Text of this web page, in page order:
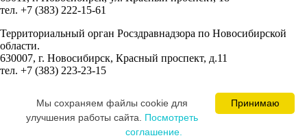
тел. +7 (383) 222-15-61
Территориальный орган Росздравнадзора по Новосибирской
области.
630007, г. Новосибирск, Красный проспект, д.11
тел. +7 (383) 223-23-15
Ваминцева Марина Николаевна
Цевкалюк Юлия Ивановна
Принимаю
Мы cохраняем файлы cookie для
улучшения работы сайта. Посмотреть
соглашение.